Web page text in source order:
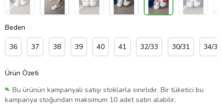
Beden
36 37 38 39 40 41 32/33 30/31 34/35
Ürün Özeti
Bu ürünün kampanyalı satışı stoklarla sınırlıdır. Bir tüketici bu
kampanya stoğundan maksimum 10 adet satın alabilir.